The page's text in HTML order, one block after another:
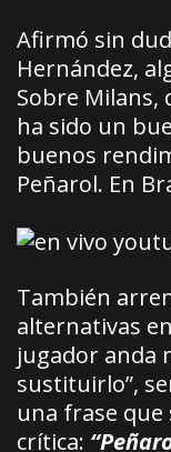
Afirmó sin
Hernández,
Sobre Milans,
ha sido un
buenos
Peñarol. En
También
alternativas
jugador anda
sustituirlo”,
una frase que
crítica: